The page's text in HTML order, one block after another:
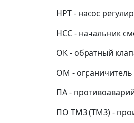
НРТ - насос
НСС - начальник
ОК - обратный
ОМ -
ПА -
ПО ТМЗ (ТМЗ) -